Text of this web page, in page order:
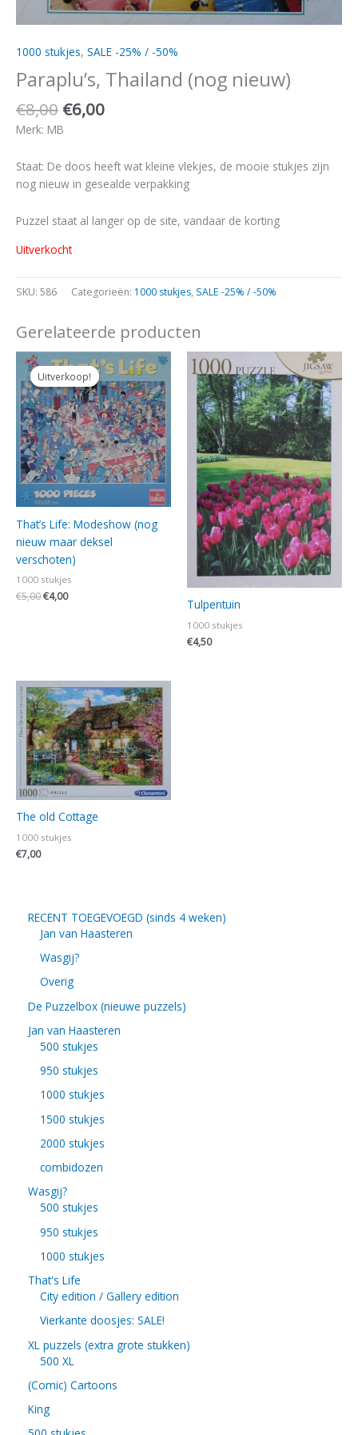
1000 stukjes, SALE -25% / -50%
Paraplu’s, Thailand (nog nieuw)
€8,00 €6,00
Merk: MB
Staat: De doos heeft wat kleine vlekjes, de mooie stukjes zijn
nog nieuw in gesealde verpakking
Puzzel staat al langer op de site, vandaar de korting
Uitverkocht
SKU: 586 Categorieën: 1000 stukjes, SALE -25% / -50%
Gerelateerde producten
Uitverkoop!
Uitverkoop!
That’s Life: Modeshow (nog
nieuw maar deksel
verschoten)
1000 stukjes
€5,00
Oorspronkelijke
prijs
was:
€5,00.
€4,00
Huidige
prijs
is:
€4,00.
Tulpentuin
1000 stukjes
€4,50
The old Cottage
1000 stukjes
€7,00
RECENT TOEGEVOEGD (sinds 4 weken)
Jan van Haasteren
Wasgij?
Overig
De Puzzelbox (nieuwe puzzels)
Jan van Haasteren
500 stukjes
950 stukjes
1000 stukjes
1500 stukjes
2000 stukjes
combidozen
Wasgij?
500 stukjes
950 stukjes
1000 stukjes
That's Life
City edition / Gallery edition
Vierkante doosjes: SALE!
XL puzzels (extra grote stukken)
500 XL
(Comic) Cartoons
King